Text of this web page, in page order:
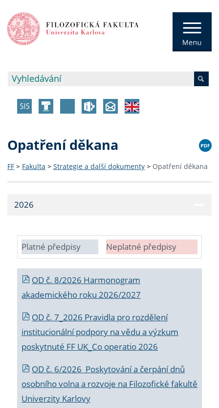
Opatření děkana
FF > Fakulta > Strategie a další dokumenty > Opatření děkana
2026
Platné předpisy Neplatné předpisy
OD č. 8/2026 Harmonogram
akademického roku 2026/2027
OD č. 7_2026 Pravidla pro rozdělení
institucionální podpory na vědu a výzkum
poskytnuté FF UK_Co operatio 2026
OD č. 6/2026 Poskytování a čerpání dnů
osobního volna a rozvoje na Filozofické fakultě
Univerzity Karlovy